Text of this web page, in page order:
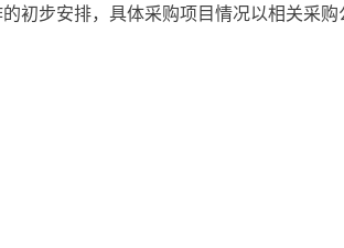
步安排，具体采购项目情况以相关采购